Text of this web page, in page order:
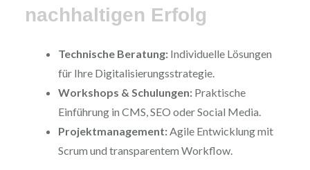
nachhaltigen Erfolg
Technische Beratung:Individuelle Lösungen
für Ihre Digitalisierungsstrategie.
Workshops & Schulungen:Praktische
Einführung in CMS, SEO oder Social Media.
Projektmanagement:Agile Entwicklung mit
Scrum und transparentem Workflow.